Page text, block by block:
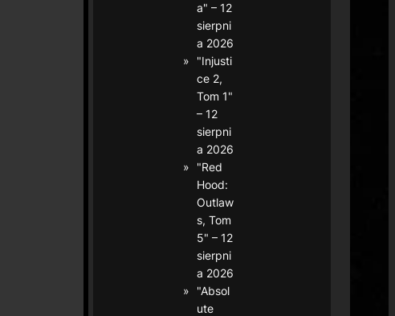
a" – 12
sierpni
a 2026
"Injusti
ce 2,
Tom 1"
– 12
sierpni
a 2026
"Red
Hood:
Outlaw
s, Tom
5" – 12
sierpni
a 2026
"Absol
ute